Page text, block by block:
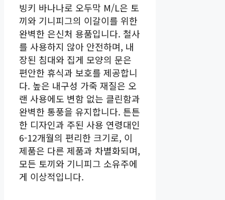
빙키 바나나로 오두막 M/L은 토
끼와 기니피그의 이갈이를 위한
완벽한 은신처 용품입니다. 철사
를 사용하지 않아 안전하며, 내
장된 침대와 집게 모양의 문은
편안한 휴식과 보호를 제공합니
다. 높은 내구성 가죽 재질은 오
랜 사용에도 변함 없는 클린함과
완벽한 통풍을 유지합니다. 튼튼
한 디자인과 주된 사용 연령대인
6-12개월의 편리한 크기로, 이
제품은 다른 제품과 차별화되며,
모든 토끼와 기니피그 소유주에
게 이상적입니다.